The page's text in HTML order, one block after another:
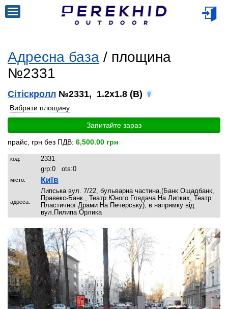
Адресна база / площина
№2331
Сітіскролл №2331, 1.2x1.8 (B)
Вибрати площину
Запитайте зараз
прайс, грн без ПДВ: 6,500.00 грн
код:
2331
grp:0 ots:0
місто: Київ
адреса:
Липська вул. 7/22, бульварна частина,(Банк Ощадбанк,
Правекс-Банк , Театр Юного Глядача На Липках, Театр
Пластичної Драми На Печерську), в напрямку від
вул.Пилипа Орлика